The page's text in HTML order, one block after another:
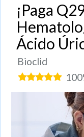
¡Paga
Ácido
Bioclid